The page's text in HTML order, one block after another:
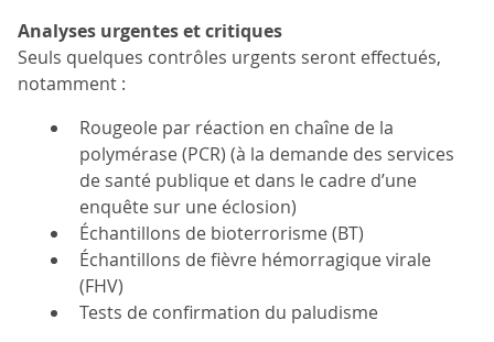
Analyses urgentes et critiques
Seuls quelques contrôles urgents seront effectués,
notamment :
Rougeole par réaction en chaîne de la
polymérase (PCR) (à la demande des services
de santé publique et dans le cadre d’une
enquête sur une éclosion)
Échantillons de bioterrorisme (BT)
Échantillons de fièvre hémorragique virale
(FHV)
Tests de confirmation du paludisme